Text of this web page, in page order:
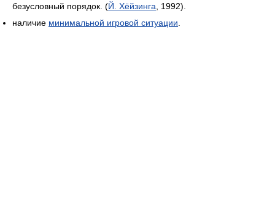
безусловный порядок. (Й. Хёйзинга , 1992).
наличие минимальной игровой ситуации